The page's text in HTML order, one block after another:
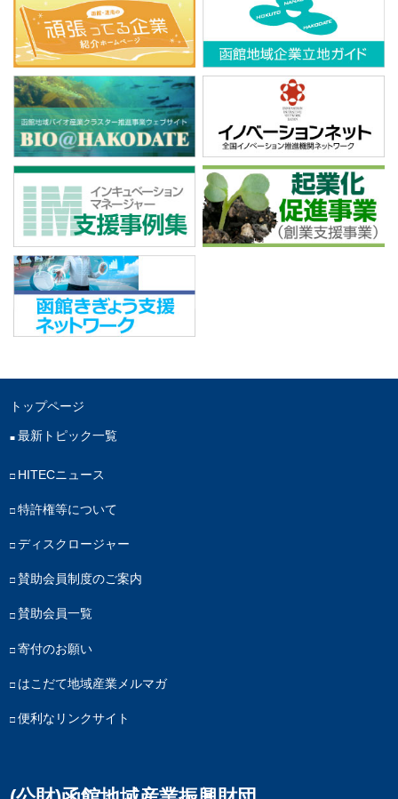
トップページ
最新トピック一覧
HITECニュース
特許権等について
ディスクロージャー
賛助会員制度のご案内
賛助会員一覧
寄付のお願い
はこだて地域産業メルマガ
便利なリンクサイト